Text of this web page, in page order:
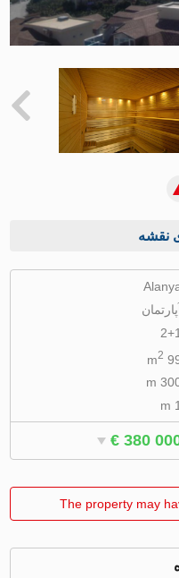
نقشه
2+1
99
2
300
1
€ 380
The property may